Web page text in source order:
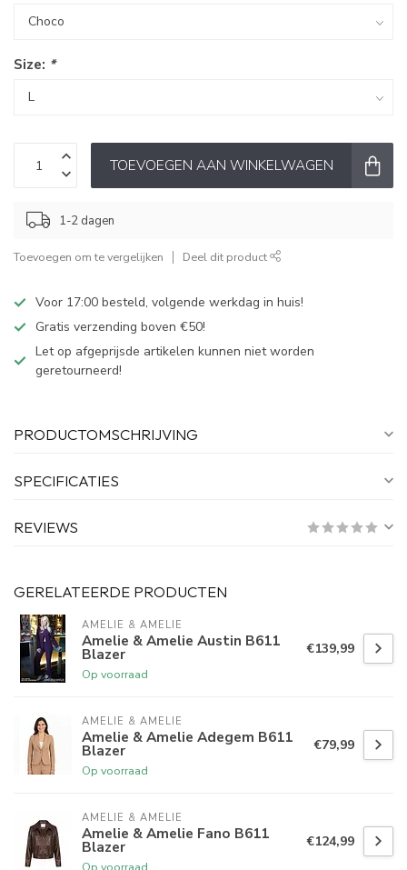
Size: *
TOEVOEGEN AAN WINKELWAGEN
1-2 dagen
Toevoegen om te vergelijken Deel dit product
Voor 17:00 besteld, volgende werkdag in huis!
Gratis verzending boven €50!
Let op afgeprijsde artikelen kunnen niet worden
geretourneerd!
PRODUCTOMSCHRIJVING
SPECIFICATIES
REVIEWS
GERELATEERDE PRODUCTEN
AMELIE & AMELIE
Amelie & Amelie Austin B611
Blazer
Op voorraad
€139,99
AMELIE & AMELIE
Amelie & Amelie Adegem B611
Blazer
Op voorraad
€79,99
AMELIE & AMELIE
Amelie & Amelie Fano B611
Blazer €124,99